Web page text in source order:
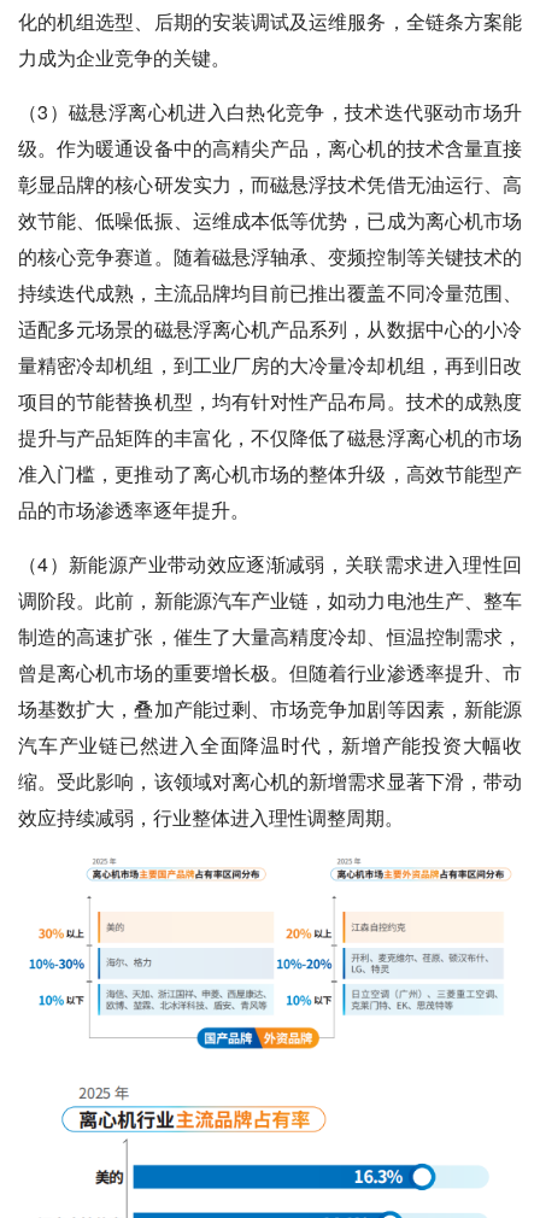
化的机组选型、后期的安装调试及运维服务，全链条方案能
力成为企业竞争的关键。
（3）磁悬浮离心机进入白热化竞争，技术迭代驱动市场升
级。作为暖通设备中的高精尖产品，离心机的技术含量直接
彰显品牌的核心研发实力，而磁悬浮技术凭借无油运行、高
效节能、低噪低振、运维成本低等优势，已成为离心机市场
的核心竞争赛道。随着磁悬浮轴承、变频控制等关键技术的
持续迭代成熟，主流品牌均目前已推出覆盖不同冷量范围、
适配多元场景的磁悬浮离心机产品系列，从数据中心的小冷
量精密冷却机组，到工业厂房的大冷量冷却机组，再到旧改
项目的节能替换机型，均有针对性产品布局。技术的成熟度
提升与产品矩阵的丰富化，不仅降低了磁悬浮离心机的市场
准入门槛，更推动了离心机市场的整体升级，高效节能型产
品的市场渗透率逐年提升。
（4）新能源产业带动效应逐渐减弱，关联需求进入理性回
调阶段。此前，新能源汽车产业链，如动力电池生产、整车
制造的高速扩张，催生了大量高精度冷却、恒温控制需求，
曾是离心机市场的重要增长极。但随着行业渗透率提升、市
场基数扩大，叠加产能过剩、市场竞争加剧等因素，新能源
汽车产业链已然进入全面降温时代，新增产能投资大幅收
缩。受此影响，该领域对离心机的新增需求显著下滑，带动
效应持续减弱，行业整体进入理性调整周期。